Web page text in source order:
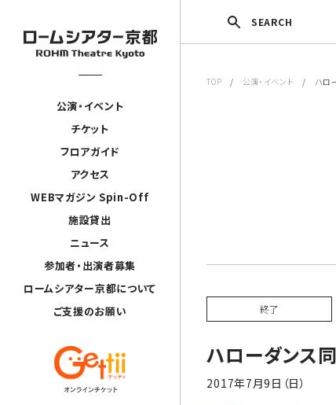
公演・イベント
チケット
フロアガイド
アクセス
WEBマガジン Spin-Off
施設貸出
ニュース
参加者・出演者募集
ロームシアター京都について
ご支援のお願い
SEARCH
TOP / 公演・イベント / ハロー
終了
ハローダンス
2017年7月9日（日）